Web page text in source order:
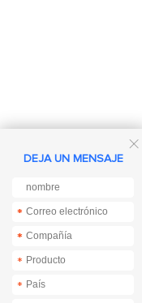

DEJA UN MENSAJE
*
*
*
*
*
*